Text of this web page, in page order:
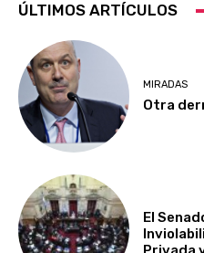
ÚLTIMOS ARTÍCULOS
MIRADAS
Otra
El